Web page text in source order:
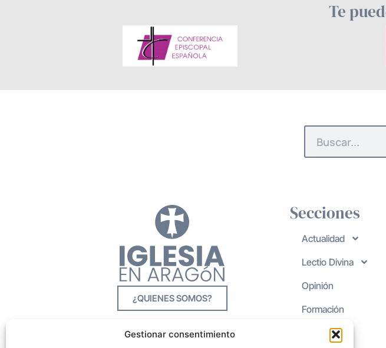
Gestionar consentimiento
Te
¿QUIENES SOMOS?
Secciones
Actualidad
Lectio Divina
Opinión
Formación